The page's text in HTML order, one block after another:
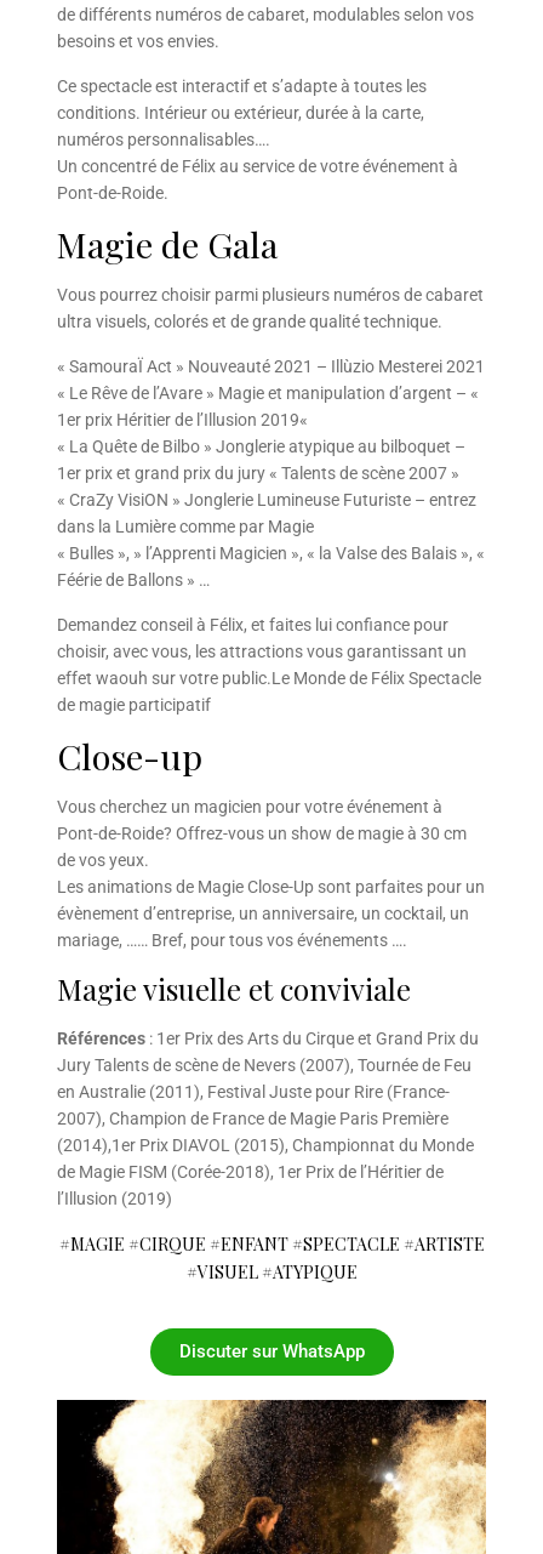
de différents numéros de cabaret, modulables selon vos
besoins et vos envies.
Ce spectacle est interactif et s’adapte à toutes les
conditions. Intérieur ou extérieur, durée à la carte,
numéros personnalisables….
Un concentré de Félix au service de votre événement à
Pont-de-Roide.
Magie de Gala
Vous pourrez choisir parmi plusieurs numéros de cabaret
ultra visuels, colorés et de grande qualité technique.
« SamouraÏ Act » Nouveauté 2021 – Illùzio Mesterei 2021
« Le Rêve de l’Avare » Magie et manipulation d’argent – «
1er prix Héritier de l’Illusion 2019«
« La Quête de Bilbo » Jonglerie atypique au bilboquet –
1er prix et grand prix du jury « Talents de scène 2007 »
« CraZy VisiON » Jonglerie Lumineuse Futuriste – entrez
dans la Lumière comme par Magie
« Bulles », » l’Apprenti Magicien », « la Valse des Balais », «
Féérie de Ballons » …
Demandez conseil à Félix, et faites lui confiance pour
choisir, avec vous, les attractions vous garantissant un
effet waouh sur votre public.Le Monde de Félix Spectacle
de magie participatif
Close-up
Vous cherchez un magicien pour votre événement à
Pont-de-Roide? Offrez-vous un show de magie à 30 cm
de vos yeux.
Les animations de Magie Close-Up sont parfaites pour un
évènement d’entreprise, un anniversaire, un cocktail, un
mariage, …… Bref, pour tous vos événements ….
Magie visuelle et conviviale
Références : 1er Prix des Arts du Cirque et Grand Prix du
Jury Talents de scène de Nevers (2007), Tournée de Feu
en Australie (2011), Festival Juste pour Rire (France-
2007), Champion de France de Magie Paris Première
(2014),1er Prix DIAVOL (2015), Championnat du Monde
de Magie FISM (Corée-2018), 1er Prix de l’Héritier de
l’Illusion (2019)
#MAGIE #CIRQUE #ENFANT #SPECTACLE #ARTISTE
#VISUEL #ATYPIQUE
Discuter sur WhatsApp